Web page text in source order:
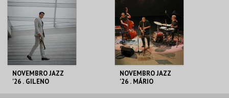
MAIS INFO
COMPRAR
MAIS INFO
COMPRAR
NOVEMBRO JAZZ
'26 . GILENO
NOVEMBRO JAZZ
'26 . MÁRIO